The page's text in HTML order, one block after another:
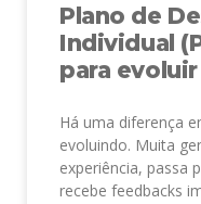
Plano de
Individual
para
Há uma diferença
evoluindo. Muita
experiência, passa
recebe feedbacks